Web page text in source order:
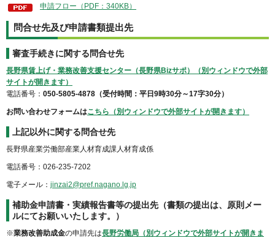
申請フロー（PDF：340KB）
問合せ先及び申請書類提出先
審査手続きに関する問合せ先
長野県賃上げ・業務改善支援センター（長野県Bizサポ）（別ウィンドウで外部
サイトが開きます）
電話番号： 050-5805-4878（受付時間：平日9時30分～17字30分）
お問い合わせフォームはこちら（別ウィンドウで外部サイトが開きます）
上記以外に関する問合せ先
長野県産業労働部産業人材育成課人材育成係
電話番号：026-235-7202
電子メール： jinzai2@pref.nagano.lg.jp
補助金申請書・実績報告書等の提出先（書類の提出は、原則メー
ルにてお願いいたします。）
※業務改善助成金の申請先は長野労働局（別ウィンドウで外部サイトが開きま